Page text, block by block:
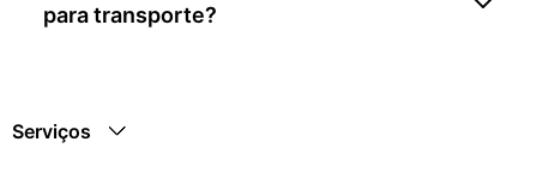
para transporte?
Serviços